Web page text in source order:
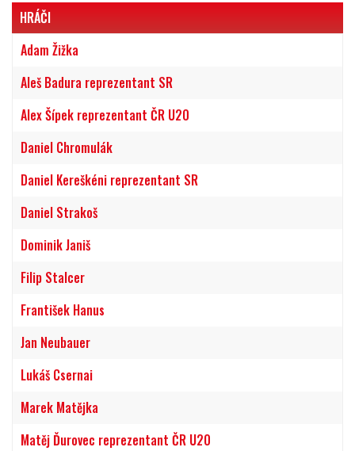
HRÁČI
Adam Žižka
Aleš Badura reprezentant SR
Alex Šípek reprezentant ČR U20
Daniel Chromulák
Daniel Kereškéni reprezentant SR
Daniel Strakoš
Dominik Janiš
Filip Stalcer
František Hanus
Jan Neubauer
Lukáš Csernai
Marek Matějka
Matěj Ďurovec reprezentant ČR U20